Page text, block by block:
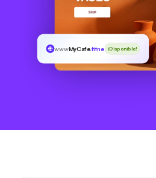
wwwMyCafe.fitness¡Disponible!